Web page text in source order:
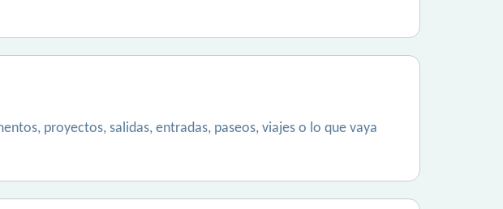
proyectos, salidas, entradas, paseos, viajes o lo que vaya